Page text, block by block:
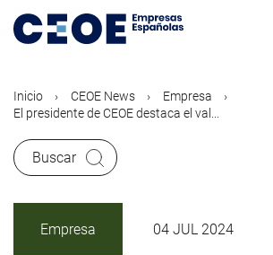
contenido
Inicio CEOE News
Empresa
El presidente de CEOE destaca el val...
Buscar
Empresa 04 JUL 2024